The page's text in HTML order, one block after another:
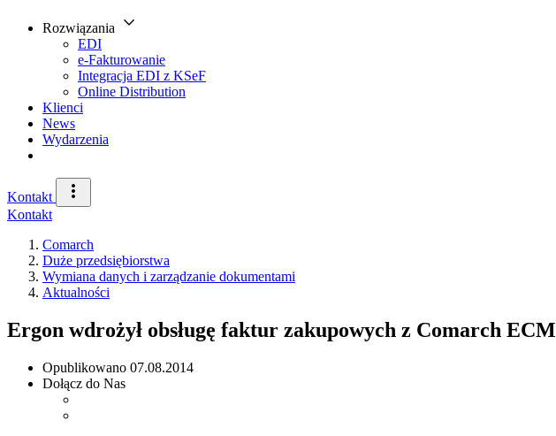
Rozwiązania
EDI
e-Fakturowanie
Integracja EDI z KSeF
Online Distribution
Klienci
News
Wydarzenia
Kontakt
Kontakt
Comarch
Duże przedsiębiorstwa
Wymiana danych i zarządzanie dokumentami
Aktualności
Ergon wdrożył obsługę faktur zakupowych z Comarch ECM
Opublikowano 07.08.2014
Dołącz do Nas